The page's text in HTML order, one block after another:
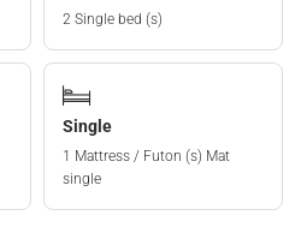
2 Single bed (s)
Single
1 Mattress / Futon (s) Mat
single